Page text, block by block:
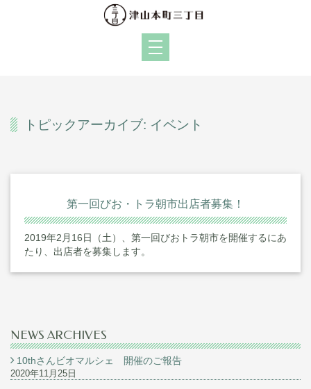
トピックアーカイブ: イベント
第一回びお・トラ朝市出店者募集！
2019年2月16日（土）、第一回びおトラ朝市を開催するにあ
たり、出店者を募集します。
NEWS ARCHIVES
10thさんビオマルシェ 開催のご報告
2020年11月25日